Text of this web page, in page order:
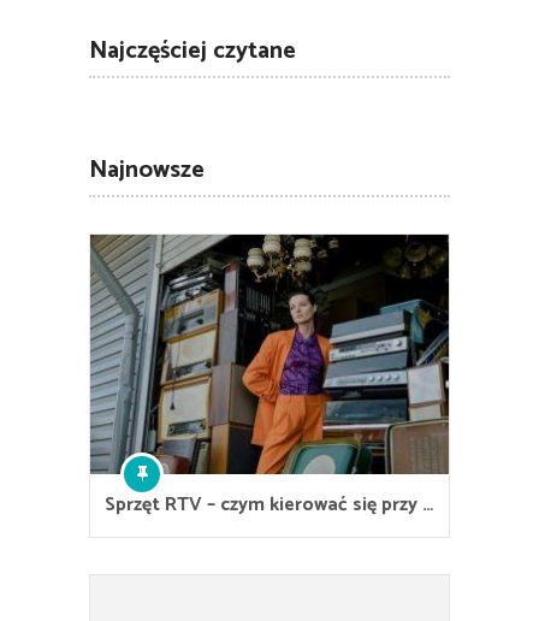
Najczęściej czytane
Najnowsze
Sprzęt RTV – czym kierować się przy …